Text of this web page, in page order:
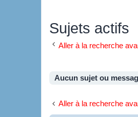
Sujets actifs
Aller à la recherche
Aucun sujet ou
Aller à la recherche